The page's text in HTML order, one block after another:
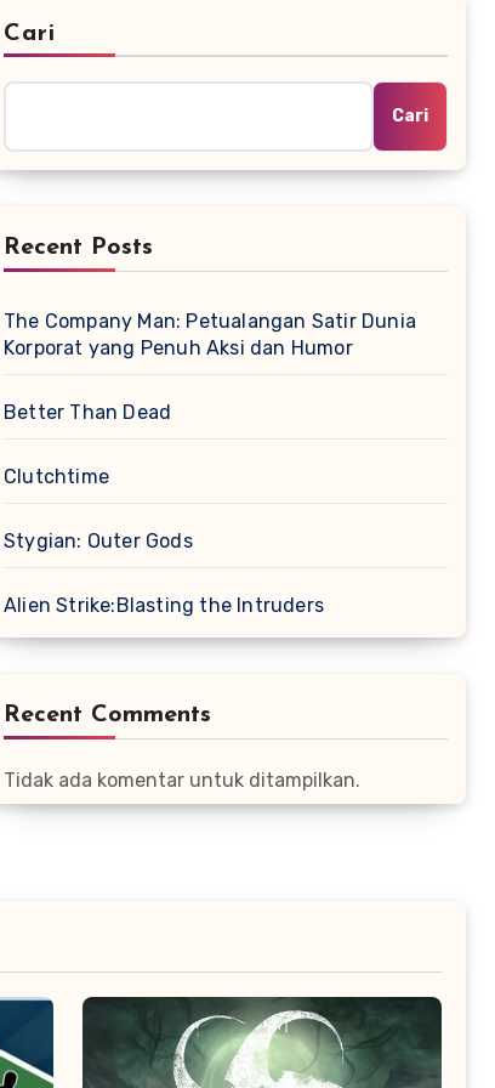
Cari
Cari
Recent Posts
The Company Man: Petualangan Satir Dunia
Korporat yang Penuh Aksi dan Humor
Better Than Dead
Clutchtime
Stygian: Outer Gods
Alien Strike:Blasting the Intruders
Recent Comments
Tidak ada komentar untuk ditampilkan.